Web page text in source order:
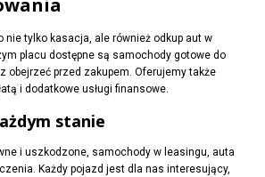
nie tylko kasacja, ale również odkup aut w
placu dostępne są samochody gotowe do
obejrzeć przed zakupem. Oferujemy także
i dodatkowe usługi finansowe.
stanie
i uszkodzone, samochody w leasingu, auta
Każdy pojazd jest dla nas interesujący,